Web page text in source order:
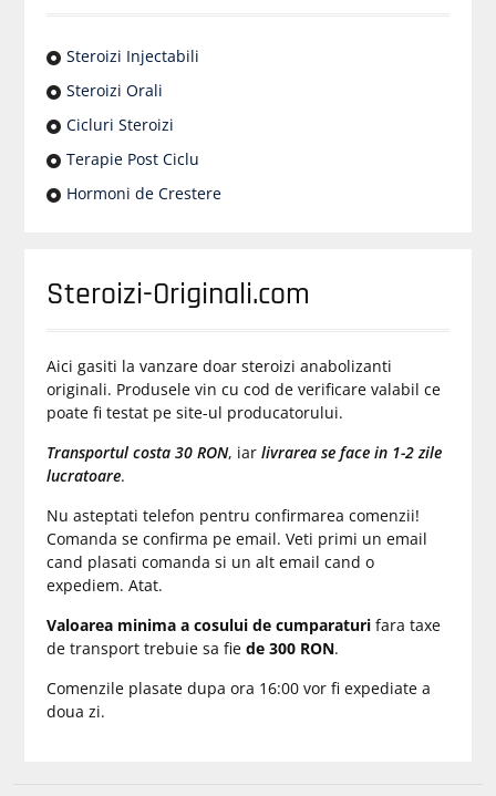
Steroizi Injectabili
Steroizi Orali
Cicluri Steroizi
Terapie Post Ciclu
Hormoni de Crestere
Steroizi-Originali.com
Aici gasiti la vanzare doar steroizi anabolizanti
originali. Produsele vin cu cod de verificare valabil ce
poate fi testat pe site-ul producatorului.
Transportul costa 30 RON, iar livrarea se face in 1-2 zile
lucratoare.
Nu asteptati telefon pentru confirmarea comenzii!
Comanda se confirma pe email. Veti primi un email
cand plasati comanda si un alt email cand o
expediem. Atat.
Valoarea minima a cosului de cumparaturifara taxe
de transport trebuie sa fie de 300 RON.
Comenzile plasate dupa ora 16:00 vor fi expediate a
doua zi.